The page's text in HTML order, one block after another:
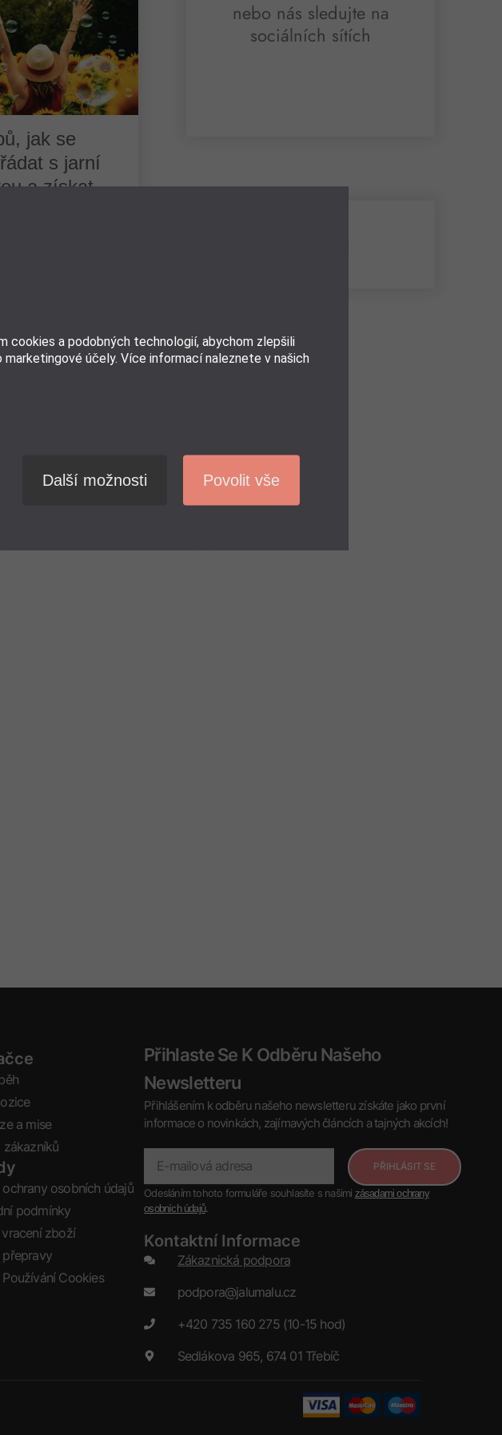
jak se
s jarní
a získat
stačí udělat málo k
nebo nás sledujte na
sociálních sítích
a mise
zákazníků
ochrany osobních údajů
podmínky
zboží
přepravy
Cookies
Přihlaste Se K Odběru Našeho
Newsletteru
Přihlášením k odběru našeho newsletteru získáte jako první
informace o novinkách, zajímavých článcích a tajných akcích!
PŘIHLÁSIT SE
Odesláním tohoto formuláře souhlasíte s našimi zásadami ochrany
osobních údajů.
Kontaktní Informace
Zákaznická podpora
podpora@jalumalu.cz
+420 735 160 275 (10-15 hod)
Sedlákova 965, 674 01 Třebíč
cookies a podobných technologií, abychom zlepšili
marketingové účely. Více informací naleznete v našich
Další možnosti Povolit vše